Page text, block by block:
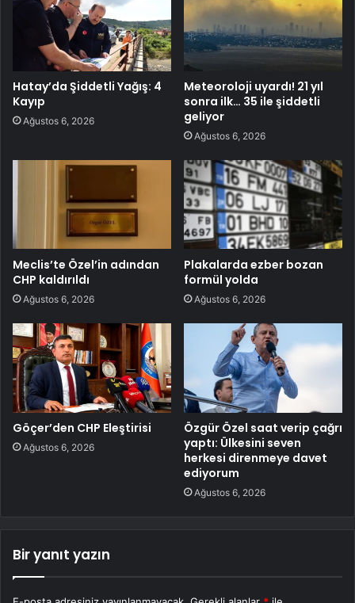
Hatay’da Şiddetli Yağış: 4
Kayıp
Ağustos 6, 2026
Meteoroloji uyardı! 21 yıl
sonra ilk… 35 ile şiddetli
geliyor
Ağustos 6, 2026
Meclis’te Özel’in adından
CHP kaldırıldı
Ağustos 6, 2026
Plakalarda ezber bozan
formül yolda
Ağustos 6, 2026
Göçer’den CHP Eleştirisi
Ağustos 6, 2026
Özgür Özel saat verip çağrı
yaptı: Ülkesini seven
herkesi direnmeye davet
ediyorum
Ağustos 6, 2026
Bir yanıt yazın